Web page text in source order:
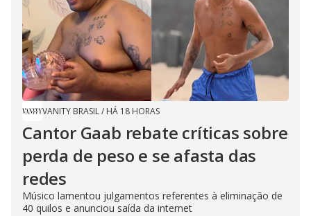
VANITY BRASIL/ HÁ 18 HORAS
Cantor Gaab rebate críticas sobre
perda de peso e se afasta das
redes
Músico lamentou julgamentos referentes à eliminação de
40 quilos e anunciou saída da internet